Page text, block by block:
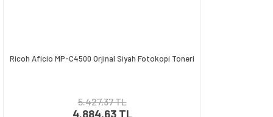
Ricoh Aficio MP-C4500 Orjinal Siyah Fotokopi Toneri
5.427,37 TL
4.884,63 TL